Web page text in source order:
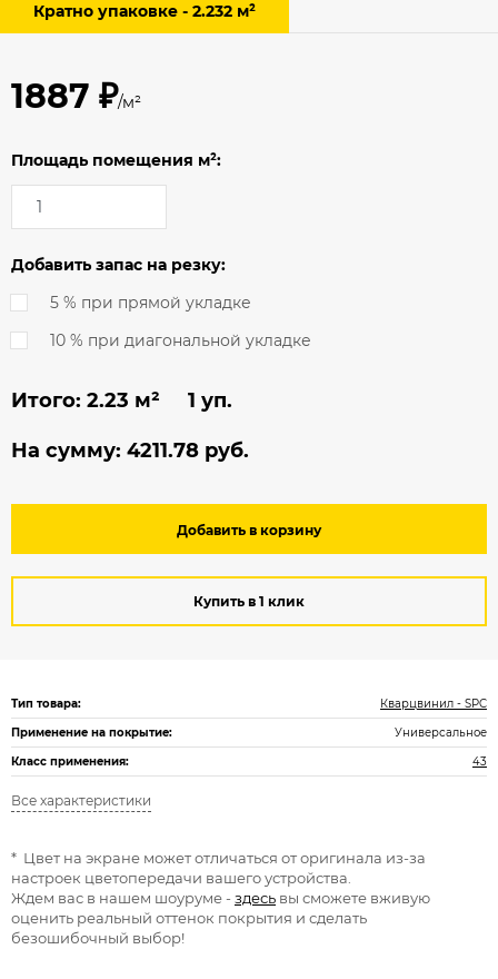
Кратно упаковке - 2.232 м²
1887 ₽/м²
Площадь помещения м²:
Добавить запас на резку:
5 % при прямой укладке
10 % при диагональной укладке
Итого: 2.23 м² 1 уп.
На сумму: 4211.78 руб.
Добавить в корзину
Купить в 1 клик
Тип товара:
Кварцвинил - SPC
Применение на покрытие:
Универсальное
Класс применения:
43
Все характеристики
* Цвет на экране может отличаться от оригинала из-за
настроек цветопередачи вашего устройства.
Ждем вас в нашем шоуруме -здесь вы сможете вживую
оценить реальный оттенок покрытия и сделать
безошибочный выбор!